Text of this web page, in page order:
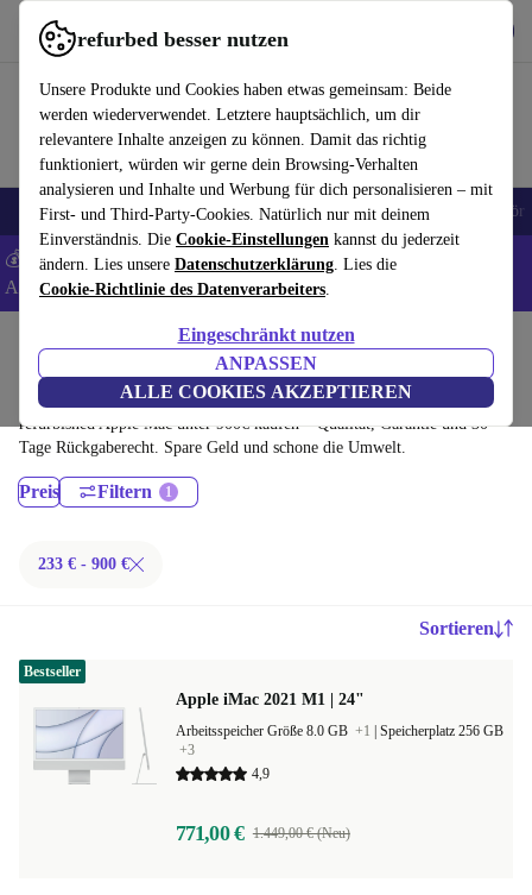
refurbed besser nutzen
Unsere Produkte und Cookies haben etwas gemeinsam: Beide
werden wiederverwendet. Letztere hauptsächlich, um dir
relevantere Inhalte anzeigen zu können. Damit das richtig
funktioniert, würden wir gerne dein Browsing-Verhalten
analysieren und Inhalte und Werbung für dich personalisieren – mit
First- und Third-Party-Cookies. Natürlich nur mit deinem
Einverständnis. Die Cookie-Einstellungen kannst du jederzeit
ändern. Lies unsere Datenschutzerklärung. Lies die
Cookie-Richtlinie des Datenverarbeiters.
Eingeschränkt nutzen
ANPASSEN
ALLE COOKIES AKZEPTIEREN
refurbed schnell und einfach nutzen
🎒 Back to school Handys Laptops Tablets Smartwatches Zubehör
💰 Extra -5% auf Samsung- und Google-Smartphones - Code:
ANDROID5 -AGB
Desktop PCs
Apple Mac:
refurbished Apple Mac unter 900€ kaufen – Qualität, Garantie und 30
Tage Rückgaberecht. Spare Geld und schone die Umwelt.
Preis Filtern
233 € - 900 €
Sortieren
Apple iMac 2021 M1 | 24"
Arbeitsspeicher Größe 8.0 GB +1
Speicherplatz 256 GB
+3
4,9
771,00 € 1.449,00 € (Neu)
Bestseller